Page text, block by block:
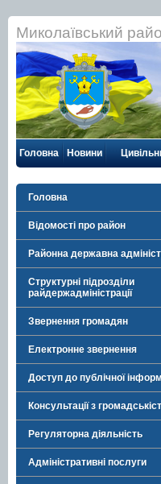
Миколаївський
Головна Новини
Головна
Відомості про район
Районна державна
Структурні підрозділи
райдержадміністрації
Звернення громадян
Електронне звернення
Доступ до публічної
Консультації з
Регуляторна діяльність
Адміністративні послуги